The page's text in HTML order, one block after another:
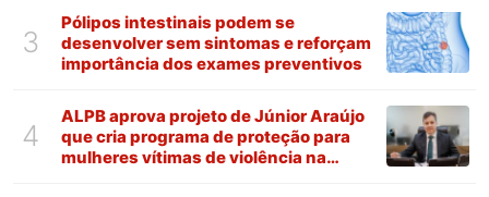
3
Pólipos intestinais podem se
desenvolver sem sintomas e reforçam
importância dos exames preventivos
4
ALPB aprova projeto de Júnior Araújo
que cria programa de proteção para
mulheres vítimas de violência na